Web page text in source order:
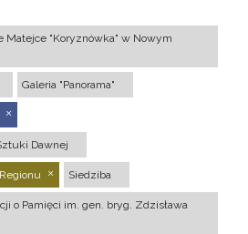
Matejce "Koryznówka" w Nowym
Galeria "Panorama"
Dawnej
Siedziba
o Pamięci im. gen. bryg. Zdzisława